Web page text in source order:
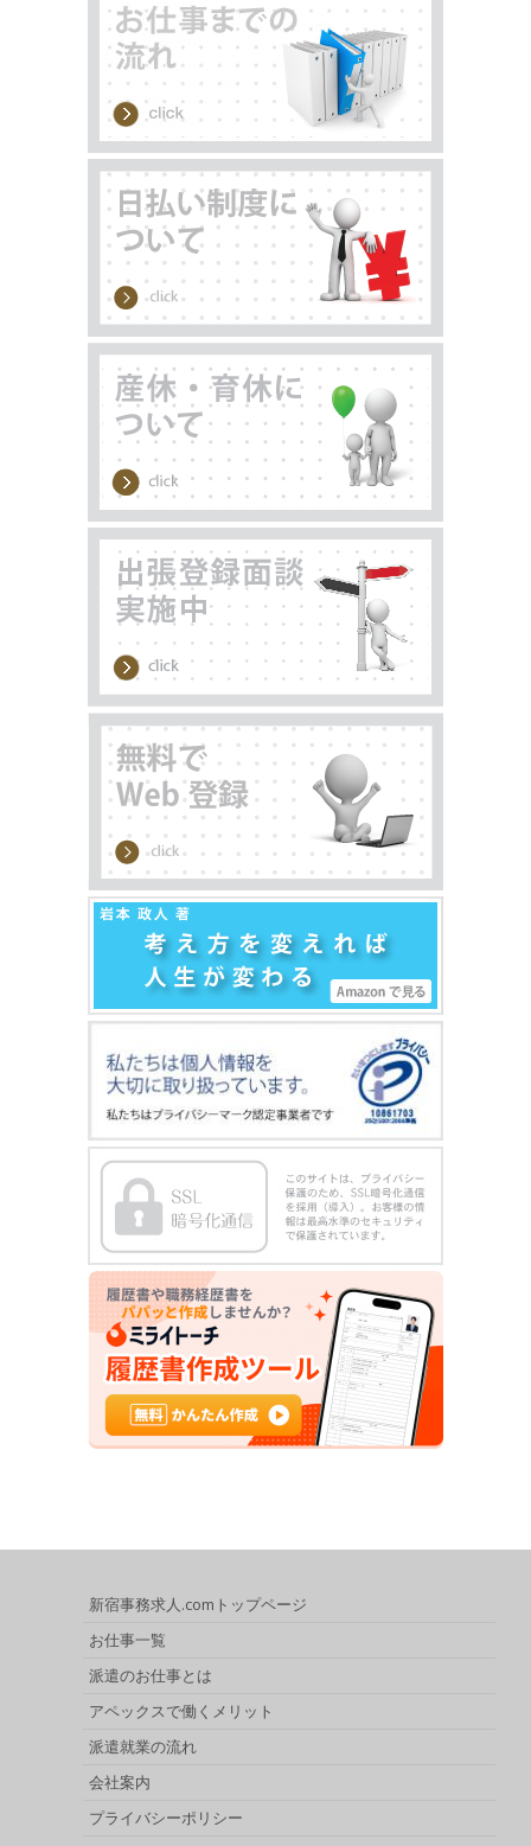
新宿事務求人.comトップページ
お仕事一覧
派遣のお仕事とは
アペックスで働くメリット
派遣就業の流れ
会社案内
プライバシーポリシー